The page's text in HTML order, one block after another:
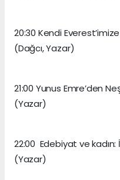
20:30 Kendi
(Dağcı, Yazar)
21:00 Yunus Emre’den
(Yazar)
22:00 Edebiyat ve
(Yazar)